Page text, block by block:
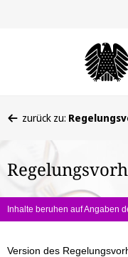
befinden
hier:
zurück zu:
Inhalte beruhen auf Angaben
Version des